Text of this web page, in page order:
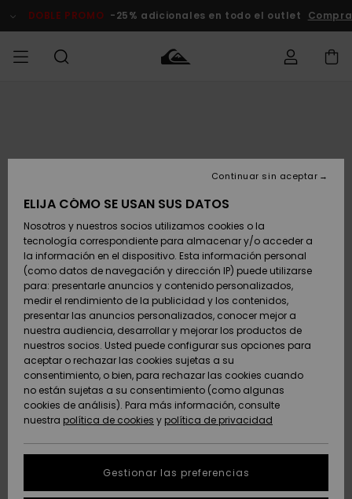
del
DOBLE PROMO -25% adicionales en todo el outlet Comprar
Zapatos y
chanclas
Surf
Snow
Novedades
Destacados
Zapatos y
chanclas
Surf
Snow
Novedades
Destacados
Destacados
Snow
SURF
Highlights
Comunidad
SNOW
Snow Niños
Tienda
Snow Mujer
Destacados
Comunidad
DOBLE
PROMO
Outlet
Mujer
AYUDA &
CONTACTO
Envio
Devoluciones
Pago
Tarjeta de
regalo
Quiksilver
Freedom
Protección de
datos
personales
SOSTENIBILIDAD
ELIJA CÓMO SE USAN SUS DATOS
Nosotros y nuestros socios utilizamos cookies o la
tecnología correspondiente para almacenar y/o acceder a
la información en el dispositivo. Esta información personal
(como datos de navegación y dirección IP) puede utilizarse
para: presentarle anuncios y contenido personalizados,
medir el rendimiento de la publicidad y los contenidos,
presentar las anuncios personalizados, conocer mejor a
nuestra audiencia, desarrollar y mejorar los productos de
nuestros socios. Usted puede configurar sus opciones para
aceptar o rechazar las cookies sujetas a su
consentimiento, o bien, para rechazar las cookies cuando
no están sujetas a su consentimiento (como algunas
cookies de análisis). Para más información, consulte
nuestra política de cookies y política de privacidad
Gestionar las preferencias
Continuar sin aceptar